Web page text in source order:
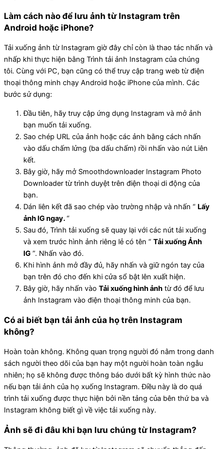
Làm cách nào để lưu ảnh từ Instagram trên
Android hoặc iPhone?
Tải xuống ảnh từ Instagram giờ đây chỉ còn là thao tác nhấn và
nhấp khi thực hiện bằng Trình tải ảnh Instagram của chúng
tôi. Cùng với PC, bạn cũng có thể truy cập trang web từ điện
thoại thông minh chạy Android hoặc iPhone của mình. Các
bước sử dụng:
Đầu tiên, hãy truy cập ứng dụng Instagram và mở ảnh
bạn muốn tải xuống.
Sao chép URL của ảnh hoặc các ảnh bằng cách nhấn
vào dấu chấm lửng (ba dấu chấm) rồi nhấn vào nút Liên
kết.
Bây giờ, hãy mở Smoothdownloader Instagram Photo
Downloader từ trình duyệt trên điện thoại di động của
bạn.
Dán liên kết đã sao chép vào trường nhập và nhấn “ Lấy
ảnh IG ngay.“
Sau đó, Trình tải xuống sẽ quay lại với các nút tải xuống
và xem trước hình ảnh riêng lẻ có tên “ Tải xuống Ảnh
IG ”. Nhấn vào đó.
Khi hình ảnh mở đầy đủ, hãy nhấn và giữ ngón tay của
bạn trên đó cho đến khi cửa sổ bật lên xuất hiện.
Bây giờ, hãy nhấn vào Tải xuống hình ảnh từ đó để lưu
ảnh Instagram vào điện thoại thông minh của bạn.
Có ai biết bạn tải ảnh của họ trên Instagram
không?
Hoàn toàn không. Không quan trọng người đó nằm trong danh
sách người theo dõi của bạn hay một người hoàn toàn ngẫu
nhiên; họ sẽ không được thông báo dưới bất kỳ hình thức nào
nếu bạn tải ảnh của họ xuống Instagram. Điều này là do quá
trình tải xuống được thực hiện bởi nền tảng của bên thứ ba và
Instagram không biết gì về việc tải xuống này.
Ảnh sẽ đi đâu khi bạn lưu chúng từ Instagram?